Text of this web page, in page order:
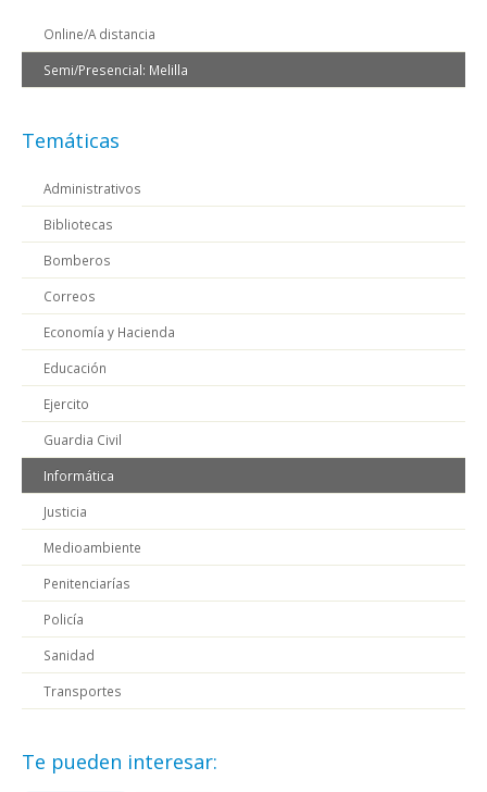
Online/A distancia
Semi/Presencial: Melilla
Temáticas
Administrativos
Bibliotecas
Bomberos
Correos
Economía y Hacienda
Educación
Ejercito
Guardia Civil
Informática
Justicia
Medioambiente
Penitenciarías
Policía
Sanidad
Transportes
Te pueden interesar: